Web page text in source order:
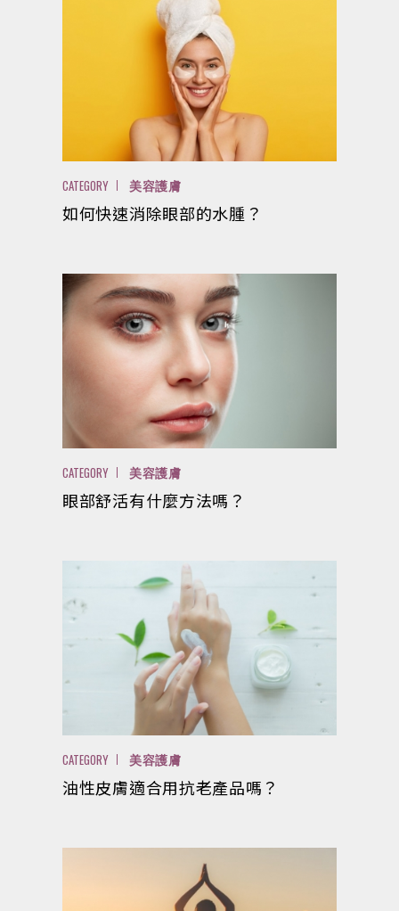
CATEGORY 美容護膚
如何快速消除眼部的水腫？
CATEGORY 美容護膚
眼部舒活有什麼方法嗎？
CATEGORY 美容護膚
油性皮膚適合用抗老產品嗎？